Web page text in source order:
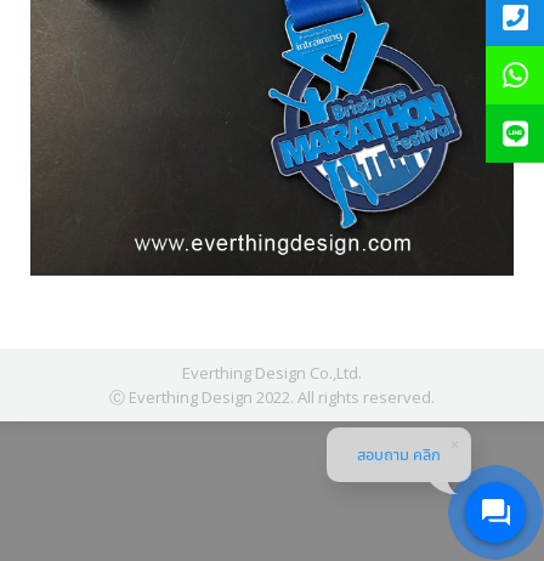
Everthing Design Co.,Ltd.
Ⓒ Everthing Design 2022. All rights reserved.
สอบถาม คลิก